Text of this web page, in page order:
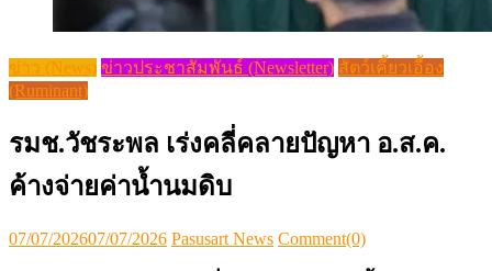
ข่าว (News) ข่าวประชาสัมพันธ์ (Newsletter) สัตว์เคี้ยวเอื้อง
(Ruminant)
รมช.วัชระพล เร่งคลี่คลายปัญหา อ.ส.ค.
ค้างจ่ายค่าน้ำนมดิบ
Posted
07/07/202607/07/2026 Author
Pasusart News Comment(0)